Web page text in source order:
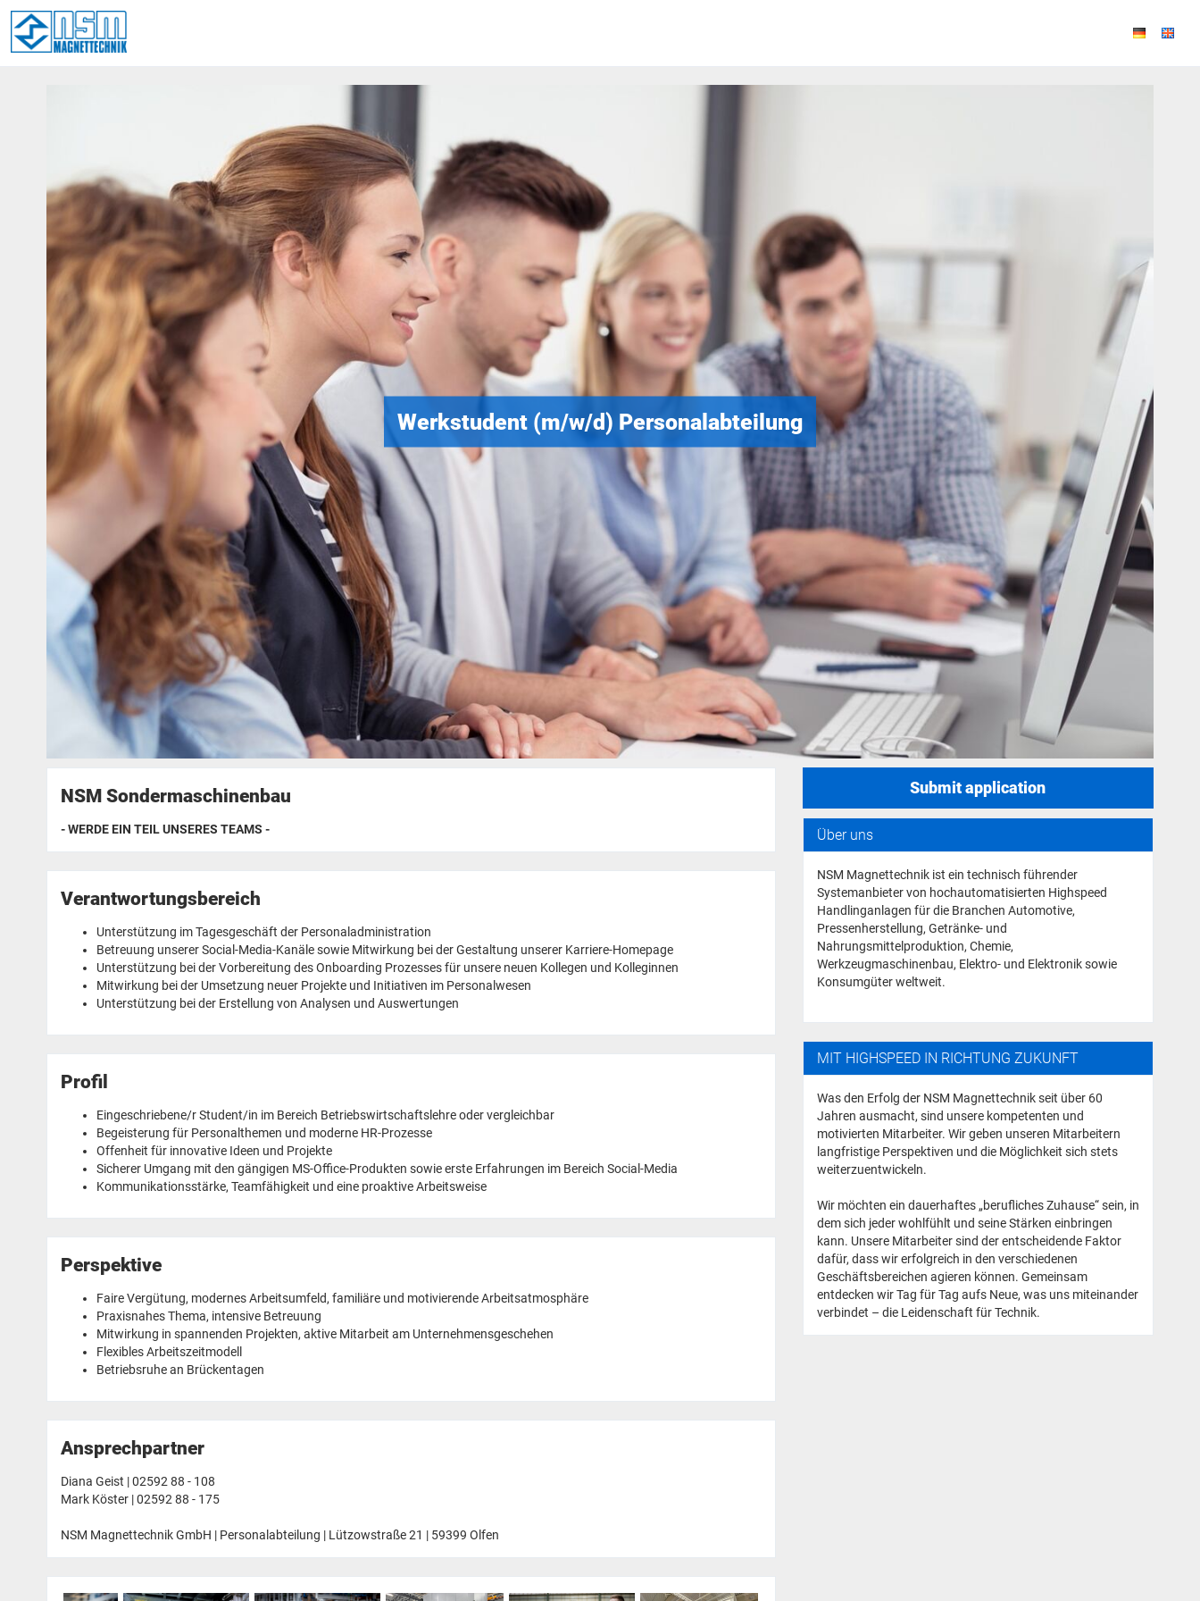
Werkstudent (m/w/d) Personalabteilung
NSM Sondermaschinenbau
- WERDE EIN TEIL UNSERES TEAMS -
Verantwortungsbereich
Unterstützung im Tagesgeschäft der Personaladministration
Betreuung unserer Social-Media-Kanäle sowie Mitwirkung bei der Gestaltung unserer Karriere-Homepage
Unterstützung bei der Vorbereitung des Onboarding Prozesses für unsere neuen Kollegen und Kolleginnen
Mitwirkung bei der Umsetzung neuer Projekte und Initiativen im Personalwesen
Unterstützung bei der Erstellung von Analysen und Auswertungen
Profil
Eingeschriebene/r Student/in im Bereich Betriebswirtschaftslehre oder vergleichbar
Begeisterung für Personalthemen und moderne HR-Prozesse
Offenheit für innovative Ideen und Projekte
Sicherer Umgang mit den gängigen MS-Office-Produkten sowie erste Erfahrungen im Bereich Social-Media
Kommunikationsstärke, Teamfähigkeit und eine proaktive Arbeitsweise
Perspektive
Faire Vergütung, modernes Arbeitsumfeld, familiäre und motivierende Arbeitsatmosphäre
Praxisnahes Thema, intensive Betreuung
Mitwirkung in spannenden Projekten, aktive Mitarbeit am Unternehmensgeschehen
Flexibles Arbeitszeitmodell
Betriebsruhe an Brückentagen
Ansprechpartner
Diana Geist | 02592 88 - 108
Mark Köster | 02592 88 - 175
NSM Magnettechnik GmbH | Personalabteilung | Lützowstraße 21 | 59399 Olfen
Submit application
Über uns
NSM Magnettechnik ist ein technisch führender
Systemanbieter von hochautomatisierten Highspeed
Handlinganlagen für die Branchen Automotive,
Pressenherstellung, Getränke- und
Nahrungsmittelproduktion, Chemie,
Werkzeugmaschinenbau, Elektro- und Elektronik sowie
Konsumgüter weltweit.
MIT HIGHSPEED IN RICHTUNG ZUKUNFT
Was den Erfolg der NSM Magnettechnik seit über 60
Jahren ausmacht, sind unsere kompetenten und
motivierten Mitarbeiter. Wir geben unseren Mitarbeitern
langfristige Perspektiven und die Möglichkeit sich stets
weiterzuentwickeln.
Wir möchten ein dauerhaftes „berufliches Zuhause“ sein, in
dem sich jeder wohlfühlt und seine Stärken einbringen
kann. Unsere Mitarbeiter sind der entscheidende Faktor
dafür, dass wir erfolgreich in den verschiedenen
Geschäftsbereichen agieren können. Gemeinsam
entdecken wir Tag für Tag aufs Neue, was uns miteinander
verbindet – die Leidenschaft für Technik.